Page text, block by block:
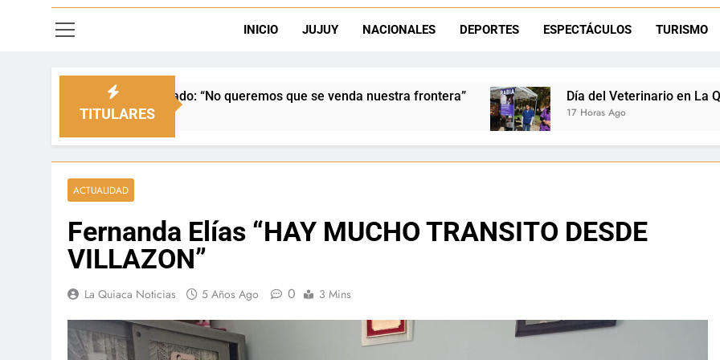
La frontera se subleva: Dante Velázquez enfrenta el remate de la
INICIO JUJUY NACIONALES DEPORTES ESPECTÁCULOS TURISMO
TITULARES
“No queremos que se venda nuestra frontera” Día del Veterinario en La Quiaca: Zoonosis llevó
ACTUALIDAD
Fernanda Elías “HAY MUCHO TRANSITO DESDE
VILLAZON”
La Quiaca Noticias 5 Años Ago 0 3 Mins